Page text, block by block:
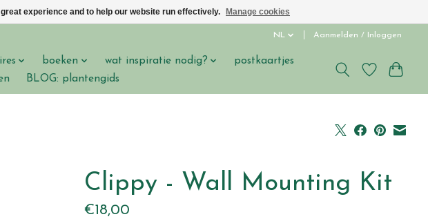
NL Aanmelden / Inloggen
boeken wat inspiratie nodig?
postkaartjes
BLOG: plantengids
Clippy - Wall Mounting Kit
€18,00
experience and to help our website run effectively. Manage cookies